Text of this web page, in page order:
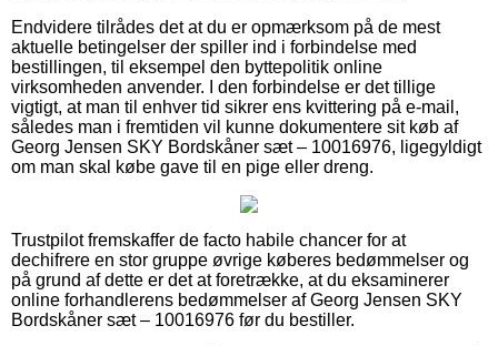
Endvidere tilrådes det at du er opmærksom på de mest
aktuelle betingelser der spiller ind i forbindelse med
bestillingen, til eksempel den byttepolitik online
virksomheden anvender. I den forbindelse er det tillige
vigtigt, at man til enhver tid sikrer ens kvittering på e-mail,
således man i fremtiden vil kunne dokumentere sit køb af
Georg Jensen SKY Bordskåner sæt – 10016976, ligegyldigt
om man skal købe gave til en pige eller dreng.
Trustpilot fremskaffer de facto habile chancer for at
dechifrere en stor gruppe øvrige køberes bedømmelser og
på grund af dette er det at foretrække, at du eksaminerer
online forhandlerens bedømmelser af Georg Jensen SKY
Bordskåner sæt – 10016976 før du bestiller.